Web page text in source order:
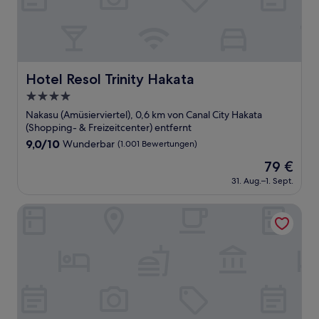
Hotel Resol Trinity Hakata
Hotel Resol Trinity Hakata
4.0-
Sterne-
Unterkunft
Nakasu (Amüsierviertel), 0,6 km von Canal City Hakata
(Shopping- & Freizeitcenter) entfernt
9.0
Bewertungen)
9,0/10 Wunderbar (1.001 Bewertungen)
Der
Preis
beträgt
79 €
31. Aug.–1. Sept.
DEL style Fukuoka - Nishinakasu by Daiwa Roynet Hotel